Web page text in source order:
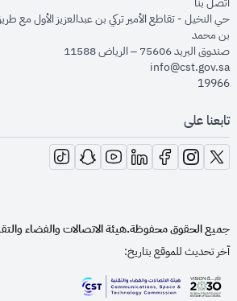
حي النخيل - تقاطع الأمير تركي بن عبدالعزيز الأول مع
بن محمد
صندوق البريد 75606 – الرياض 11588
info@cst.gov.sa
19966
تابعنا على
opens in new window
opens in new window
opens in new window
opens in new window
opens in new window
opens in new window
in new window
جميع الحقوق محفوظة.هيئة الاتصالات والفضاء
آخر تحديث للموقع بتاريخ: